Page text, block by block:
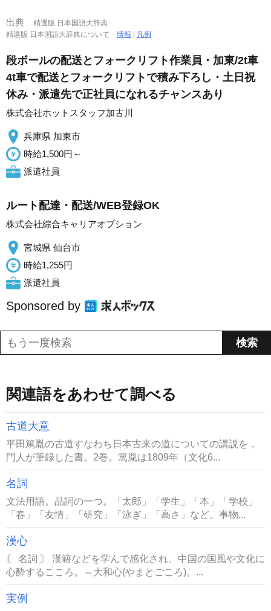
出典
精選版 日本国語大辞典
精選版 日本国語大辞典について情報 | 凡例
段ボールの配送とフォークリフト作業員・加東/2t車
4t車で配送とフォークリフトで積み下ろし・土日祝
休み・派遣先で正社員になれるチャンスあり
株式会社ホットスタッフ加古川
兵庫県 加東市
時給1,500円～
派遣社員
ルート配達・配送/WEB登録OK
株式会社綜合キャリアオプション
宮城県 仙台市
時給1,255円
派遣社員
Sponsored by
関連語をあわせて調べる
古道大意
平田篤胤の古道すなわち日本古来の道についての講説を，
門人が筆録した書。2巻。篤胤は1809年（文化6...
名詞
文法用語。品詞の一つ。「太郎」「学生」「本」「学校」
「春」「友情」「研究」「泳ぎ」「高さ」など、事物...
漢心
〘 名詞 〙 漢籍などを学んで感化され、中国の国風や文化に
心酔するこころ。⇔大和心(やまとごころ)。...
実例